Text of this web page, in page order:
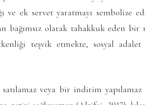
ve ek servet yaratmayı sembolize
bağımsız olarak tahakkuk eden
teşvik etmekte, sosyal adalet
veya bir indirim yapılamaz